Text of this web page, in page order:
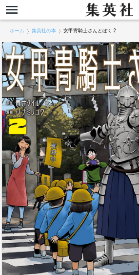
ホーム 集英社の本 女甲冑騎士さんとぼく 2